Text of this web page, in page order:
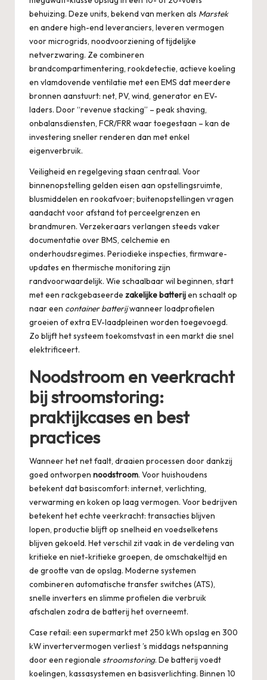
behuizing. Deze units, bekend van merken als Marstek
en andere high-end leveranciers, leveren vermogen
voor microgrids, noodvoorziening of tijdelijke
netverzwaring. Ze combineren
brandcompartimentering, rookdetectie, actieve koeling
en vlamdovende ventilatie met een EMS dat meerdere
bronnen aanstuurt: net, PV, wind, generator en EV-
laders. Door “revenue stacking” – peak shaving,
onbalansdiensten, FCR/FRR waar toegestaan – kan de
investering sneller renderen dan met enkel
eigenverbruik.
Veiligheid en regelgeving staan centraal. Voor
binnenopstelling gelden eisen aan opstellingsruimte,
blusmiddelen en rookafvoer; buitenopstellingen vragen
aandacht voor afstand tot perceelgrenzen en
brandmuren. Verzekeraars verlangen steeds vaker
documentatie over BMS, celchemie en
onderhoudsregimes. Periodieke inspecties, firmware-
updates en thermische monitoring zijn
randvoorwaardelijk. Wie schaalbaar wil beginnen, start
met een rackgebaseerde zakelijke batterijen schaalt op
naar een container batterijwanneer loadprofielen
groeien of extra EV-laadpleinen worden toegevoegd.
Zo blijft het systeem toekomstvast in een markt die snel
elektrificeert.
Noodstroom en veerkracht
bij stroomstoring:
praktijkcases en best
practices
Wanneer het net faalt, draaien processen door dankzij
goed ontworpen noodstroom. Voor huishoudens
betekent dat basiscomfort: internet, verlichting,
verwarming en koken op laag vermogen. Voor bedrijven
betekent het echte veerkracht: transacties blijven
lopen, productie blijft op snelheid en voedselketens
blijven gekoeld. Het verschil zit vaak in de verdeling van
kritieke en niet-kritieke groepen, de omschakeltijd en
de grootte van de opslag. Moderne systemen
combineren automatische transfer switches (ATS),
snelle inverters en slimme profielen die verbruik
afschalen zodra de batterij het overneemt.
Case retail: een supermarkt met 250 kWh opslag en 300
kW invertervermogen verliest ’s middags netspanning
door een regionale stroomstoring. De batterij voedt
koelingen, kassasystemen en basisverlichting. Binnen 10